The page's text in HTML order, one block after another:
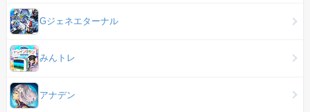
Gジェネエターナル
みんトレ
アナデン